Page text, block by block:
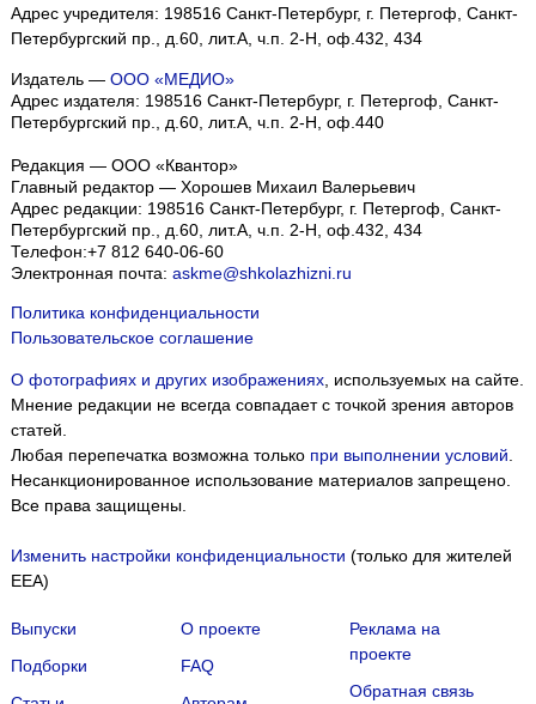
Адрес учредителя: 198516 Санкт-Петербург, г. Петергоф, Санкт-
Петербургский пр., д.60, лит.А, ч.п. 2-Н, оф.432, 434
Издатель — ООО «МЕДИО»
Адрес издателя: 198516 Санкт-Петербург, г. Петергоф, Санкт-
Петербургский пр., д.60, лит.А, ч.п. 2-Н, оф.440
Редакция — ООО «Квантор»
Главный редактор — Хорошев Михаил Валерьевич
Адрес редакции: 198516 Санкт-Петербург, г. Петергоф, Санкт-
Петербургский пр., д.60, лит.А, ч.п. 2-Н, оф.432, 434
Телефон:+7 812 640-06-60
Электронная почта: askme@shkolazhizni.ru
Политика конфиденциальности
Пользовательское соглашение
О фотографиях и других изображениях, используемых на сайте.
Мнение редакции не всегда совпадает с точкой зрения авторов
статей.
Любая перепечатка возможна только при выполнении условий.
Несанкционированное использование материалов запрещено.
Все права защищены.
Изменить настройки конфиденциальности (только для жителей
EEA)
Выпуски
Подборки
О проекте
FAQ
Реклама на
проекте
Обратная связь